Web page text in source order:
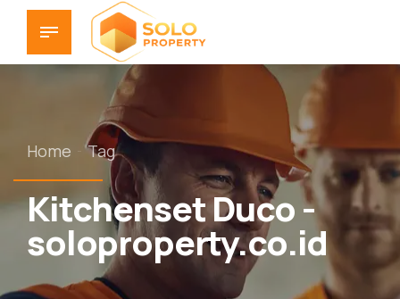
Home Tag
Kitchenset Duco -
soloproperty.co.id